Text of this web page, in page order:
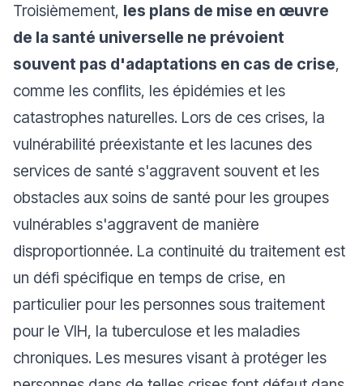
Troisièmement, les plans de mise en œuvre
de la santé universelle ne prévoient
souvent pas d'adaptations en cas de crise,
comme les conflits, les épidémies et les
catastrophes naturelles. Lors de ces crises, la
vulnérabilité préexistante et les lacunes des
services de santé s'aggravent souvent et les
obstacles aux soins de santé pour les groupes
vulnérables s'aggravent de manière
disproportionnée. La continuité du traitement est
un défi spécifique en temps de crise, en
particulier pour les personnes sous traitement
pour le VIH, la tuberculose et les maladies
chroniques. Les mesures visant à protéger les